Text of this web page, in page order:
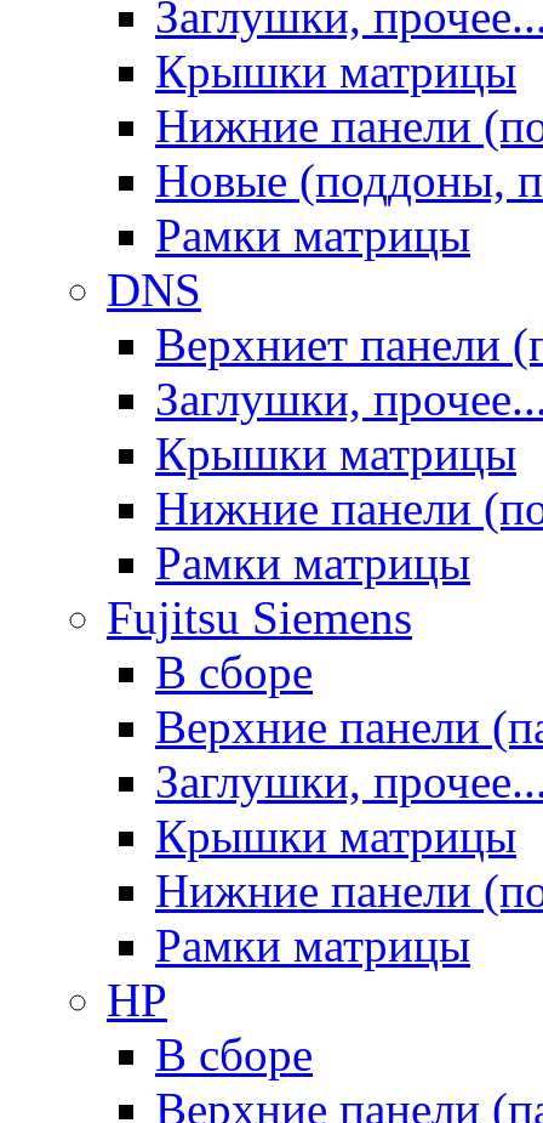
Заглушки,
Крышки матрицы
Нижние панели
Новые (поддоны,
Рамки матрицы
DNS
Верхниет панели
Заглушки,
Крышки матрицы
Нижние панели
Рамки матрицы
Fujitsu Siemens
В сборе
Верхние панели
Заглушки,
Крышки матрицы
Нижние панели
Рамки матрицы
HP
В сборе
Верхние панели